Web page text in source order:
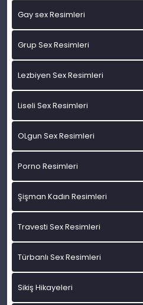
Gay sex Resimleri
Grup Sex Resimleri
Lezbiyen Sex Resimleri
Liseli Sex Resimleri
OLgun Sex Resimleri
Porno Resimleri
Şişman Kadın Resimleri
Travesti Sex Resimleri
Türbanlı Sex Resimleri
Sikiş Hikayeleri